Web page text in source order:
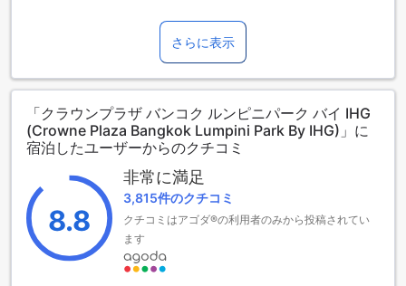
クの中心部からわずか5キロの便利なロケーションに位置し、
都市の喧騒から少し離れた静かな環境を提供しています。
2019年に最新の改装を経て、モダンで快適な空間が整えられ
ており、ゲストの皆様に最高の滞在体験をお約束します。空
港からの所要時間は約40分とアクセスも良好です。
クラウンプラザ バンコク ルンピニパークのエンターテインメ
ント施設
クラウンプラザ バンコク ルンピニパーク バイ IHGでは、充実
したエンターテインメント施設が揃っており、滞在中のリラ
クゼーションと楽しみを提供します。ホテル内には多彩なシ
ョップがあり、地元の特産品やお土産を手軽に購入すること
ができます。バンコクの文化を感じながら、ショッピングを
楽しむことができるのは、このホテルの魅力の一つです。
さらに表示
「クラウンプラザ バンコク ルンピニパーク バイ IHG
(Crowne Plaza Bangkok Lumpini Park By IHG)」に
宿泊したユーザーからのクチコミ
8.8
非常に満足
3,815件のクチコミ
クチコミはアゴダ®の利用者のみから投稿されてい
ます